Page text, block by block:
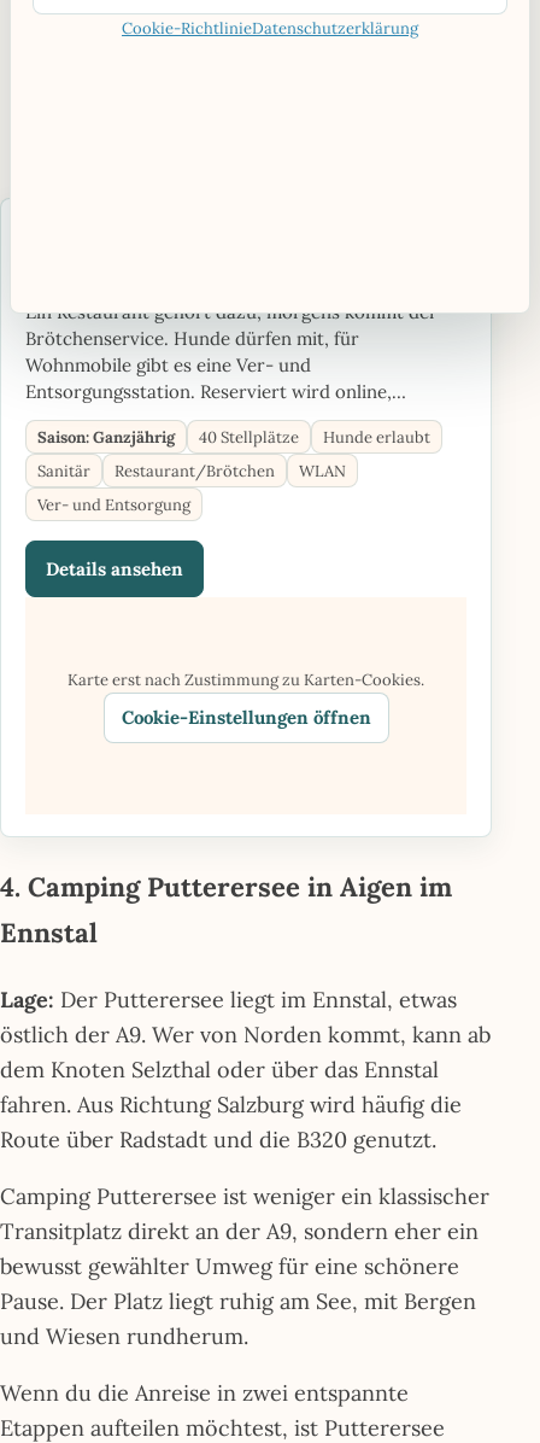
Cookie-RichtlinieDatenschutzerklärung
Weniger ideal für:Camper, die einen
Ein Restaurant gehört dazu, morgens kommt der
Brötchenservice. Hunde dürfen mit, für
Wohnmobile gibt es eine Ver- und
Entsorgungsstation. Reserviert wird online,…
Saison: Ganzjährig 40 Stellplätze
Hunde erlaubt
Sanitär
Restaurant/Brötchen
WLAN
Ver- und Entsorgung
Details ansehen
Karte erst nach Zustimmung zu Karten-Cookies.
Cookie-Einstellungen öffnen
4. Camping Putterersee in Aigen im
Ennstal
Lage: Der Putterersee liegt im Ennstal, etwas
östlich der A9. Wer von Norden kommt, kann ab
dem Knoten Selzthal oder über das Ennstal
fahren. Aus Richtung Salzburg wird häufig die
Route über Radstadt und die B320 genutzt.
Camping Putterersee ist weniger ein klassischer
Transitplatz direkt an der A9, sondern eher ein
bewusst gewählter Umweg für eine schönere
Pause. Der Platz liegt ruhig am See, mit Bergen
und Wiesen rundherum.
Wenn du die Anreise in zwei entspannte
Etappen aufteilen möchtest, ist Putterersee